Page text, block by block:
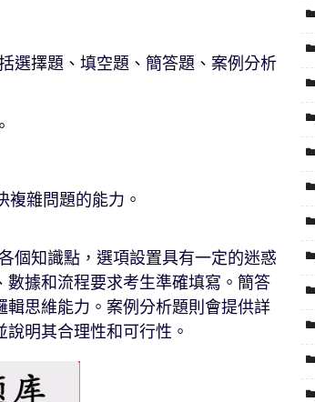
選擇題、填空題、簡答題、案例分析
雜問題的能力。
個知識點，選項設置具有一定的迷惑
據和流程要求考生準確填寫。簡答
思維能力。案例分析題則會提供詳
明其合理性和可行性。